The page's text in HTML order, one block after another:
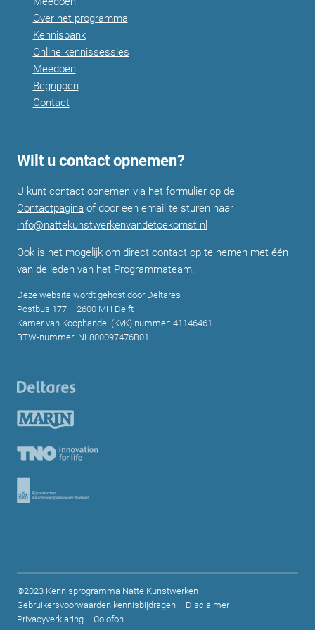
Over het programma
Kennisbank
Online kennissessies
Meedoen
Begrippen
Contact
Wilt u contact opnemen?
U kunt contact opnemen via het formulier op de
Contactpagina of door een email te sturen naar
info@nattekunstwerkenvandetoekomst.nl
Ook is het mogelijk om direct contact op te nemen met één
van de leden van het Programmateam.
Deze website wordt gehost door Deltares
Postbus 177 – 2600 MH Delft
Kamer van Koophandel (KvK) nummer: 41146461
BTW-nummer: NL800097476B01
©2023 Kennisprogramma Natte Kunstwerken –
Gebruikersvoorwaarden kennisbijdragen – Disclaimer–
Privacyverklaring – Colofon